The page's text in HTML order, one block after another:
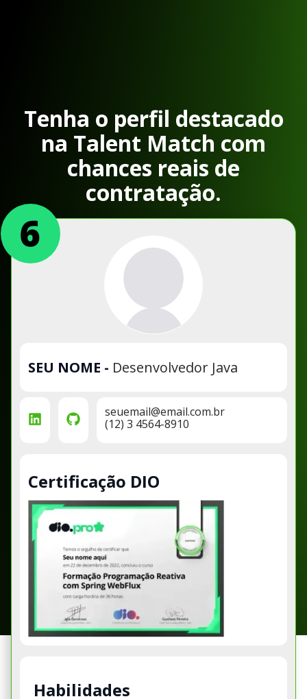
Tenha o perfil destacado
na Talent Match com
chances reais de
contratação.
SEU NOME - Desenvolvedor Java
seuemail@email.com.br
(12) 3 4564-8910
Certificação DIO
Habilidades